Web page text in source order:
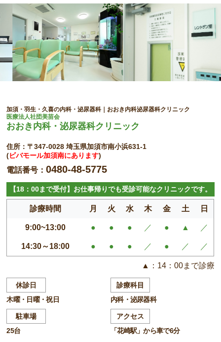
加須・羽生・久喜の内科・泌尿器科｜おおき内科泌尿器科クリニック
医療法人社団美苗会
おおき内科・泌尿器科クリニック
住所：〒347-0028 埼玉県加須市南小浜631-1
(ビバモール加須南にあります)
電話番号：0480-48-5775
【18：00まで受付】お仕事帰りでも受診可能なクリニックです。
診療時間 月 火 水 木 金 土 日
9:00~13:00 ● ● ● ／ ● ▲ ／
14:30～18:00 ● ● ● ／ ● ／ ／
▲：14：00まで診療
休診日
木曜・日曜・祝日
診療科目
内科・泌尿器科
駐車場
25台
アクセス
「花崎駅」から車で6分